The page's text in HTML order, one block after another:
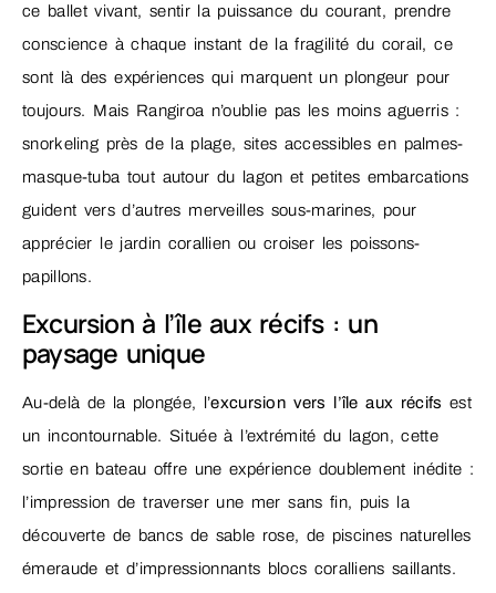
ce ballet vivant, sentir la puissance du courant, prendre
conscience à chaque instant de la fragilité du corail, ce
sont là des expériences qui marquent un plongeur pour
toujours. Mais Rangiroa n’oublie pas les moins aguerris :
snorkeling près de la plage, sites accessibles en palmes-
masque-tuba tout autour du lagon et petites embarcations
guident vers d’autres merveilles sous-marines, pour
apprécier le jardin corallien ou croiser les poissons-
papillons.
Excursion à l’île aux récifs : un
paysage unique
Au-delà de la plongée, l’excursion vers l’île aux récifs est
un incontournable. Située à l’extrémité du lagon, cette
sortie en bateau offre une expérience doublement inédite :
l’impression de traverser une mer sans fin, puis la
découverte de bancs de sable rose, de piscines naturelles
émeraude et d’impressionnants blocs coralliens saillants.